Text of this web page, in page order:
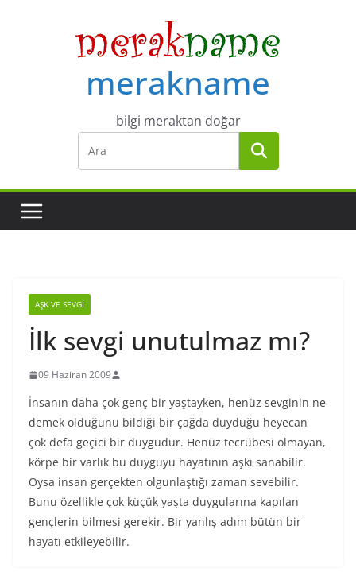
merakname
bilgi meraktan doğar
AŞK VE SEVGI
İlk sevgi unutulmaz mı?
09 Haziran 2009
İnsanın daha çok genç bir yaştayken, henüz sevginin ne
demek olduğunu bildiği bir çağda duyduğu heyecan
çok defa geçici bir duygudur. Henüz tecrübesi olmayan,
körpe bir varlık bu duyguyu hayatının aşkı sanabilir.
Oysa insan gerçekten olgunlaştığı zaman sevebilir.
Bunu özellikle çok küçük yaşta duygularına kapılan
gençlerin bilmesi gerekir. Bir yanlış adım bütün bir
hayatı etkileyebilir.